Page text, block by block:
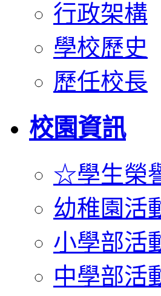
行政架構
學校歷史
歷任校長
校園資訊
☆學生榮
幼稚園活
小學部活
中學部活